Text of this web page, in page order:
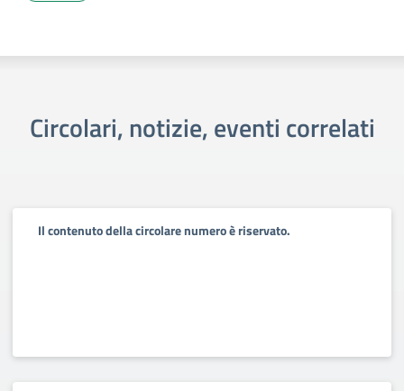
Circolari, notizie, eventi correlati
Il contenuto della circolare numero è riservato.